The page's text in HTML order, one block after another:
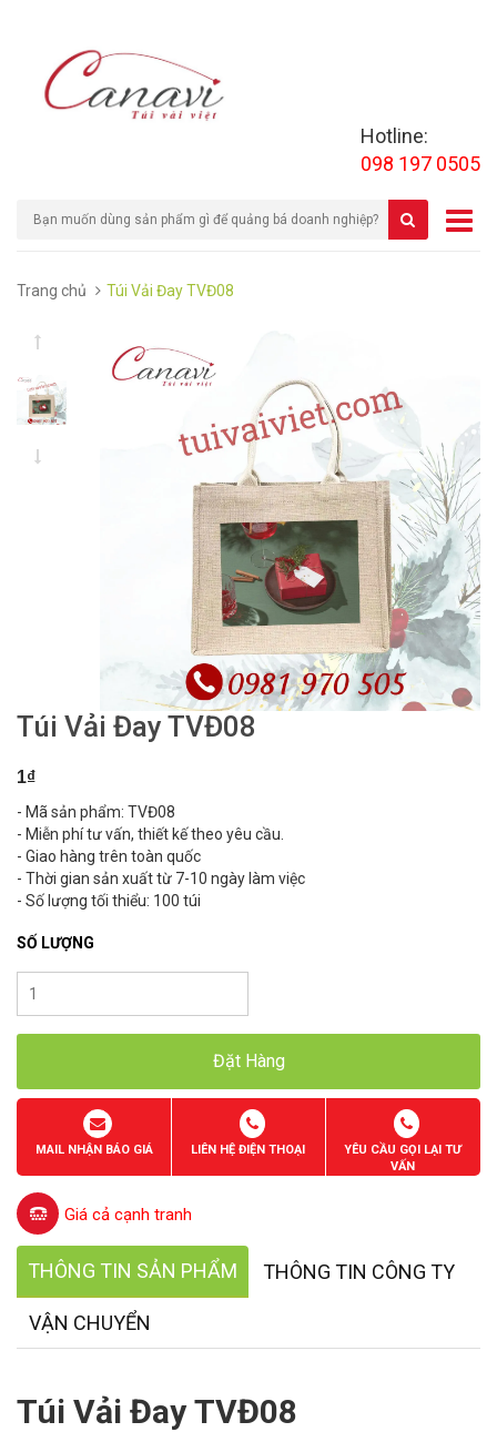
Hotline:
098 197 0505
Trang chủ Túi Vải Đay TVĐ08
Túi Vải Đay TVĐ08
1₫
- Mã sản phẩm: TVĐ08
- Miễn phí tư vấn, thiết kế theo yêu cầu.
- Giao hàng trên toàn quốc
- Thời gian sản xuất từ 7-10 ngày làm việc
- Số lượng tối thiểu: 100 túi
SỐ LƯỢNG
Đặt Hàng
MAIL NHẬN BÁO GIÁ LIÊN HỆ ĐIỆN THOẠI
YÊU CẦU GỌI LẠI TƯ
VẤN
Giá cả cạnh tranh
THÔNG TIN SẢN PHẨM THÔNG TIN CÔNG TY
VẬN CHUYỂN
Túi Vải Đay TVĐ08